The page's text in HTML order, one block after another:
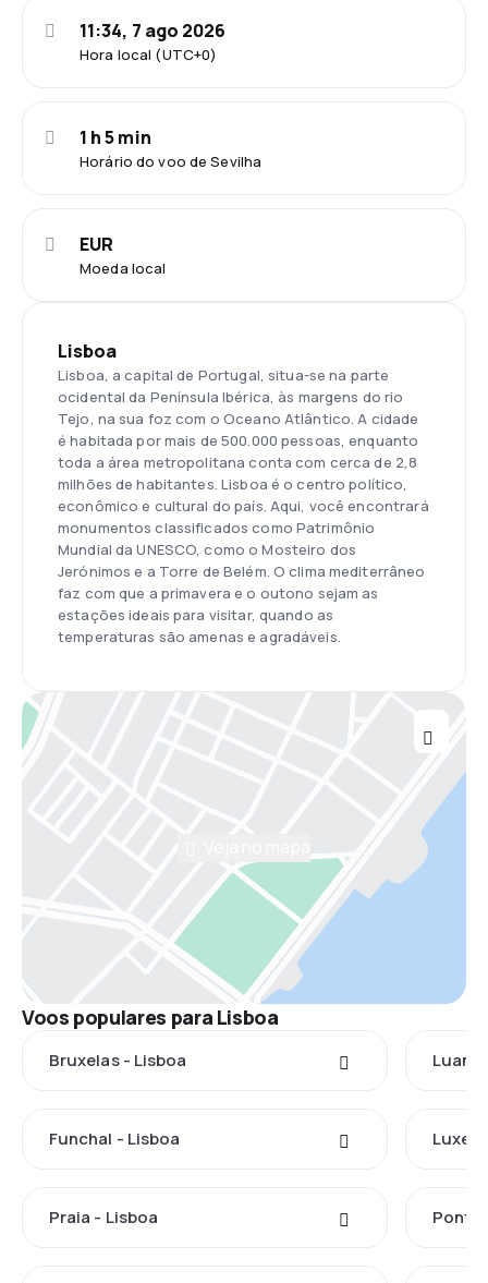
Hora local (UTC+0)
11:34, 7 ago 2026
Horário do voo de Sevilha
1 h 5 min
Moeda local
EUR
Lisboa
Lisboa, a capital de Portugal, situa-se na parte
ocidental da Península Ibérica, às margens do rio
Tejo, na sua foz com o Oceano Atlântico. A cidade
é habitada por mais de 500.000 pessoas, enquanto
toda a área metropolitana conta com cerca de 2,8
milhões de habitantes. Lisboa é o centro político,
econômico e cultural do país. Aqui, você encontrará
monumentos classificados como Patrimônio
Mundial da UNESCO, como o Mosteiro dos
Jerónimos e a Torre de Belém. O clima mediterrâneo
faz com que a primavera e o outono sejam as
estações ideais para visitar, quando as
temperaturas são amenas e agradáveis.
Voos populares para Lisboa
Bruxelas - Lisboa
Funchal - Lisboa
Praia - Lisboa Ponta